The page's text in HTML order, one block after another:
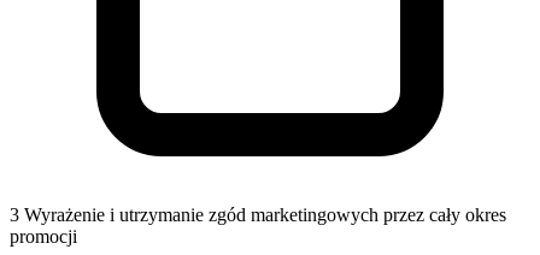
3 Wyrażenie i utrzymanie zgód marketingowych przez cały okres
promocji